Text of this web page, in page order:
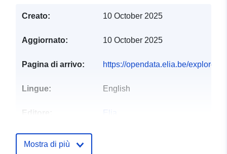
Creato: 10 October 2025
Aggiornato: 10 October 2025
Pagina di arrivo: https://opendata.elia.be/explore/
Lingue: English
Editore:
Elia
Mostra di più